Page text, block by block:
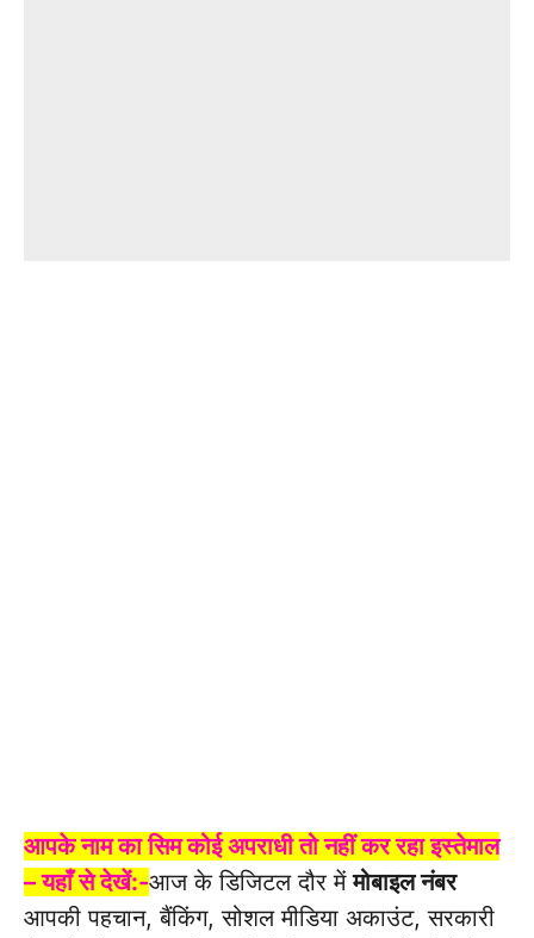
आपके नाम का सिम कोई अपराधी तो नहीं कर रहा इस्तेमाल
– यहाँ से देखें:-आज के डिजिटल दौर मेंमोबाइल नंबर
आपकी पहचान, बैंकिंग, सोशल मीडिया अकाउंट, सरकारी